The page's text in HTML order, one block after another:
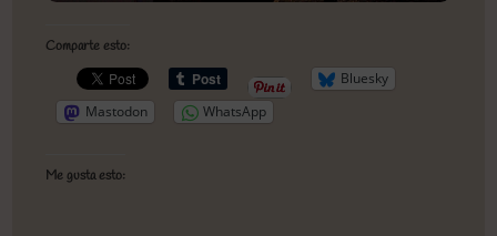
Comparte esto:
Bluesky
Mastodon
WhatsApp
Me gusta esto: